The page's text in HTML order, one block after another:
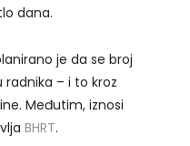
dana.
je da se broj
radnika – i to kroz
Međutim, iznosi
BHRT.